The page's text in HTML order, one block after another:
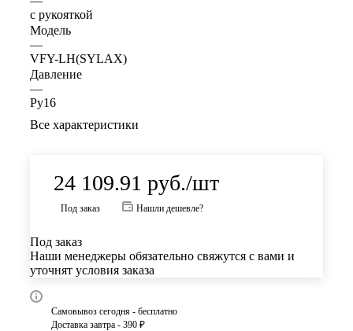
с рукояткой
Модель
—
VFY-LH(SYLAX)
Давление
—
Ру16
Все характеристики
24 109.91 руб./шт
Под заказ Нашли дешевле?
Под заказ
Наши менеджеры обязательно свяжутся с вами и
уточнят условия заказа
Самовывоз сегодня - бесплатно
Доставка завтра - 390 ₽